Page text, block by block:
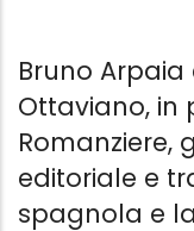
Bruno Arpaia
Ottaviano, in
Romanziere,
editoriale e
spagnola e